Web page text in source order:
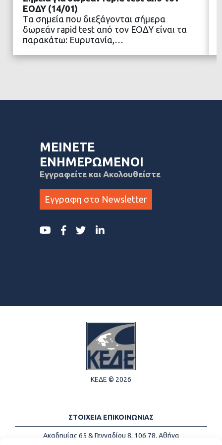
ΔΙΑΒΑΣΤΕ ΠΕΡΙΣΣΟΤΕΡΑ
ΕΟΔΥ (14/01)
Τα σημεία που διεξάγονται σήμερα
δωρεάν rapid test από τον ΕΟΔΥ είναι τα
παρακάτω: Ευρυτανία,…
ΜΕΙΝΕΤΕ
ΕΝΗΜΕΡΩΜΕΝΟΙ
Εγγραφείτε και Ακολουθείστε
Εγγραφη στο Newsletter
ΚΕΔΕ © 2026
ΣΤΟΙΧΕΙΑ ΕΠΙΚΟΙΝΩΝΙΑΣ
Ακαδημίας 65 & Γενναδίου 8, 106 78, Αθήνα